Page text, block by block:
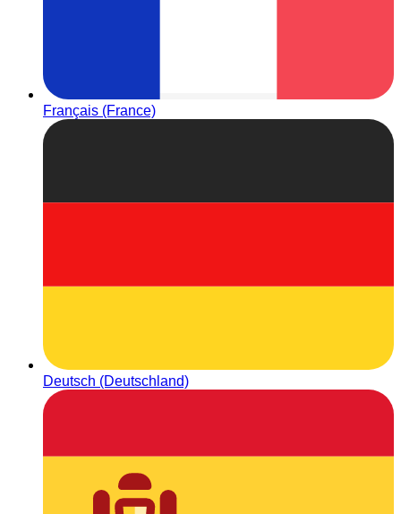
Français (France)
Deutsch (Deutschland)